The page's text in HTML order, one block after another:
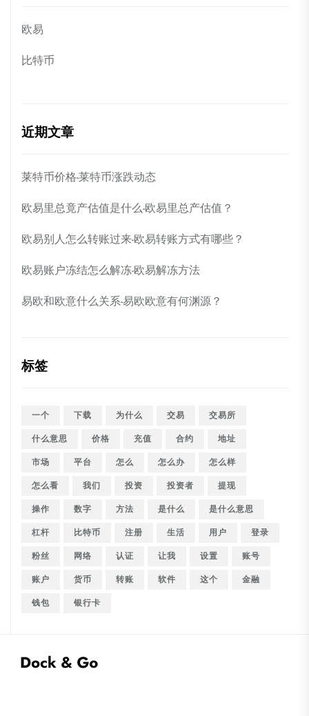
欧易
比特币
近期文章
莱特币价格-莱特币涨跌动态
欧易里总竟产估值是什么-欧易里总产估值？
欧易别人怎么转账过来-欧易转账方式有哪些？
欧易账户冻结怎么解冻-欧易解冻方法
易欧和欧意什么关系-易欧欧意有何渊源？
标签
一个 下载 为什么 交易
交易所
什么意思
价格 充值 合约
地址
市场
平台 怎么 怎么办
怎么样
怎么看
我们 投资 投资者
提现
操作
数字 方法 是什么
是什么意思
杠杆
比特币 注册 生活 用户
登录
粉丝
网络 认证 让我 设置
账号
账户
货币 转账 软件 这个
金融
钱包
银行卡